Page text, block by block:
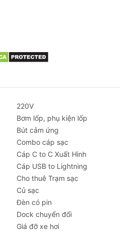
F40
cơ mạnh, quãng đường lên
Ninebot Ở Đâu?
Chube.vn cam kết cung cấp
, bảo hành uy tín và giá cả
Điện Mini Segway
Segway Ninebot
D38U, D18W, F40.
Nhiều ưu đãi hấp dẫn.
Đổi trả linh hoạt khi gặp
Nhanh chóng, tiện lợi.
220V
Bơm lốp, phụ kiện lốp
Bút cảm ứng
Combo cáp sạc
Cáp C to C Xuất Hình
Cáp USB to Lightning
Cho thuê Trạm sạc
Củ sạc
Đèn có pin
Dock chuyển đổi
Giá đỡ xe hơi